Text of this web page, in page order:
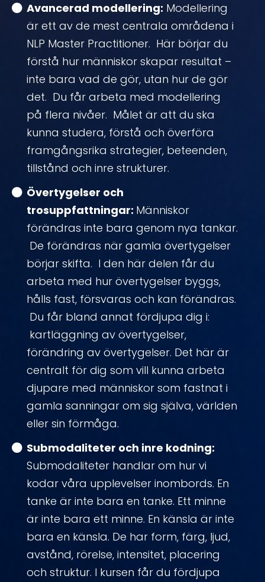
Avancerad modellering: Modellering
är ett av de mest centrala områdena i
NLP Master Practitioner. Här börjar du
förstå hur människor skapar resultat –
inte bara vad de gör, utan hur de gör
det. Du får arbeta med modellering
på flera nivåer. Målet är att du ska
kunna studera, förstå och överföra
framgångsrika strategier, beteenden,
tillstånd och inre strukturer.
Övertygelser och
trosuppfattningar: Människor
förändras inte bara genom nya tankar.
De förändras när gamla övertygelser
börjar skifta. I den här delen får du
arbeta med hur övertygelser byggs,
hålls fast, försvaras och kan förändras.
Du får bland annat fördjupa dig i:
kartläggning av övertygelser,
förändring av övertygelser. Det här är
centralt för dig som vill kunna arbeta
djupare med människor som fastnat i
gamla sanningar om sig själva, världen
eller sin förmåga.
Submodaliteter och inre kodning:
Submodaliteter handlar om hur vi
kodar våra upplevelser inombords. En
tanke är inte bara en tanke. Ett minne
är inte bara ett minne. En känsla är inte
bara en känsla. De har form, färg, ljud,
avstånd, rörelse, intensitet, placering
och struktur. I kursen får du fördjupa